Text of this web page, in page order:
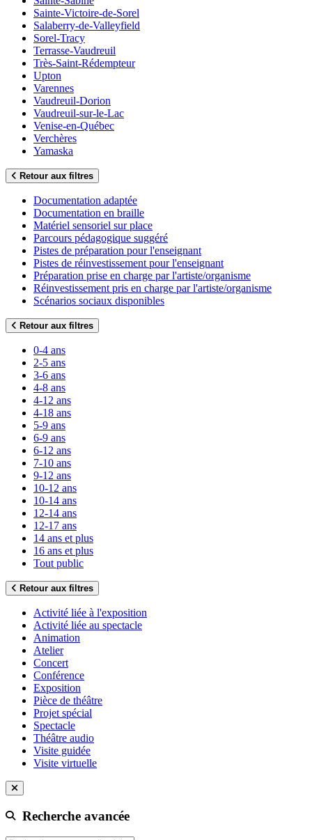
Sainte-Victoire-de-Sorel
Salaberry-de-Valleyfield
Sorel-Tracy
Terrasse-Vaudreuil
Très-Saint-Rédempteur
Upton
Varennes
Vaudreuil-Dorion
Vaudreuil-sur-le-Lac
Venise-en-Québec
Verchères
Yamaska
Retour aux filtres
Documentation adaptée
Documentation en braille
Matériel sensoriel sur place
Parcours pédagogique suggéré
Pistes de préparation pour l'enseignant
Pistes de réinvestissement pour l'enseignant
Préparation prise en charge par l'artiste/organisme
Réinvestissement pris en charge par l'artiste/organisme
Scénarios sociaux disponibles
Retour aux filtres
0-4 ans
2-5 ans
3-6 ans
4-8 ans
4-12 ans
4-18 ans
5-9 ans
6-9 ans
6-12 ans
7-10 ans
9-12 ans
10-12 ans
10-14 ans
12-14 ans
12-17 ans
14 ans et plus
16 ans et plus
Tout public
Retour aux filtres
Activité liée à l'exposition
Activité liée au spectacle
Animation
Atelier
Concert
Conférence
Exposition
Pièce de théâtre
Projet spécial
Spectacle
Théâtre audio
Visite guidée
Visite virtuelle
Recherche avancée